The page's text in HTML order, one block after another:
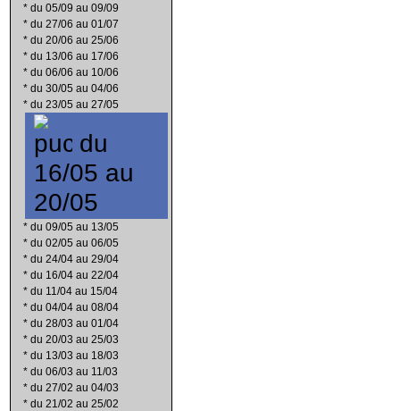
* du 05/09 au 09/09
* du 27/06 au 01/07
* du 20/06 au 25/06
* du 13/06 au 17/06
* du 06/06 au 10/06
* du 30/05 au 04/06
* du 23/05 au 27/05
du
16/05 au
20/05
* du 09/05 au 13/05
* du 02/05 au 06/05
* du 24/04 au 29/04
* du 16/04 au 22/04
* du 11/04 au 15/04
* du 04/04 au 08/04
* du 28/03 au 01/04
* du 20/03 au 25/03
* du 13/03 au 18/03
* du 06/03 au 11/03
* du 27/02 au 04/03
* du 21/02 au 25/02